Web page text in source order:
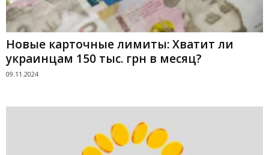
Новые карточные лимиты: Хватит ли
украинцам 150 тыс. грн в месяц?
09.11.2024